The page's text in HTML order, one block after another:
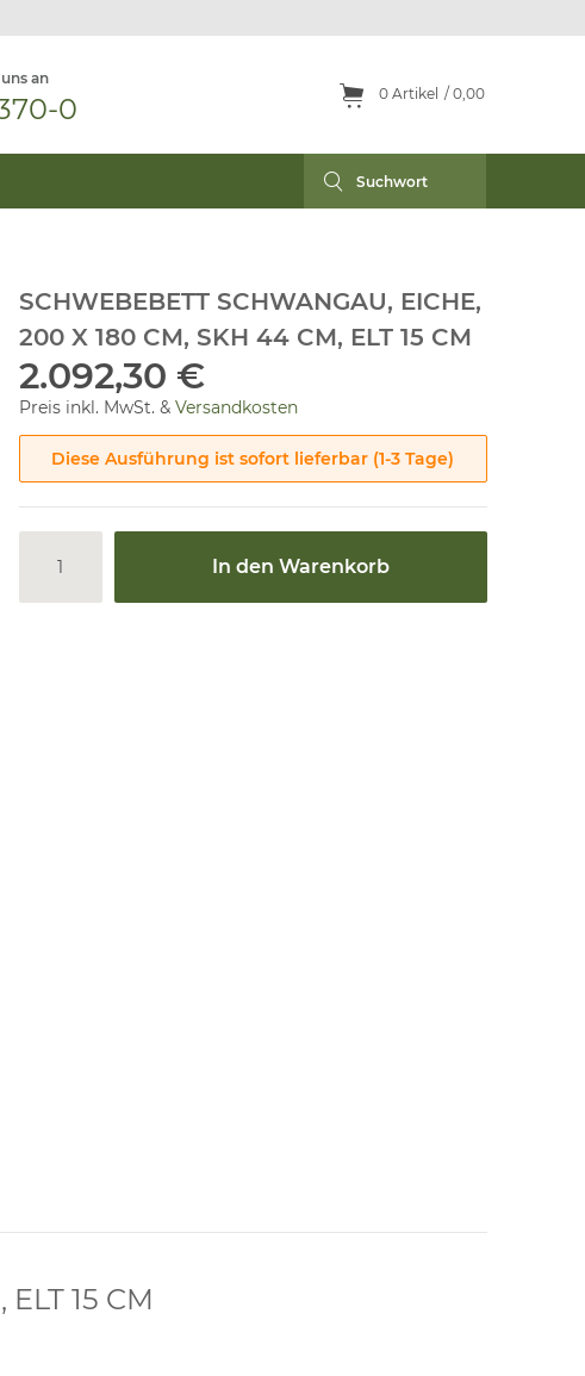
an
0 0 Artikel 0,00
SCHWEBEBETT SCHWANGAU, EICHE,
200 X 180 CM, SKH 44 CM, ELT 15 CM
2.092,30 €
Preis inkl. MwSt. & Versandkosten
Diese Ausführung ist sofort lieferbar (1-3 Tage)
In den Warenkorb
15 CM